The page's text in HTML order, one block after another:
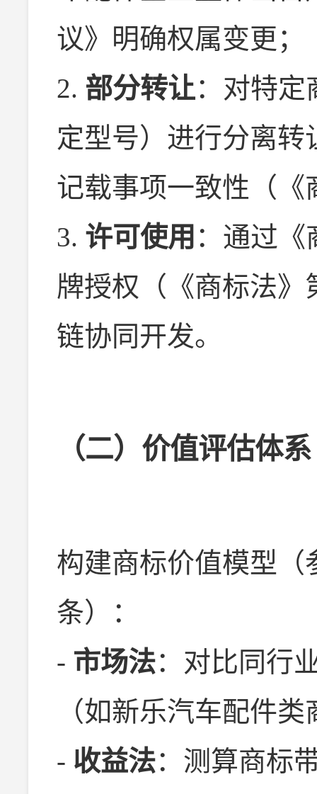
议》明确权属变更；
2. 部分转让：对特定
定型号）进行分离
记载事项一致性（《
3. 许可使用 ：通过《
牌授权（《商标法
链协同开发。
（二）价值评估体系
构建商标价值模型（
条）：
- 市场法：对比同行
（如新乐汽车配件
- 收益法：测算商标